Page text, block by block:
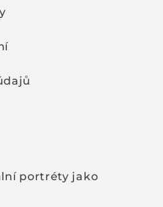
portréty jako